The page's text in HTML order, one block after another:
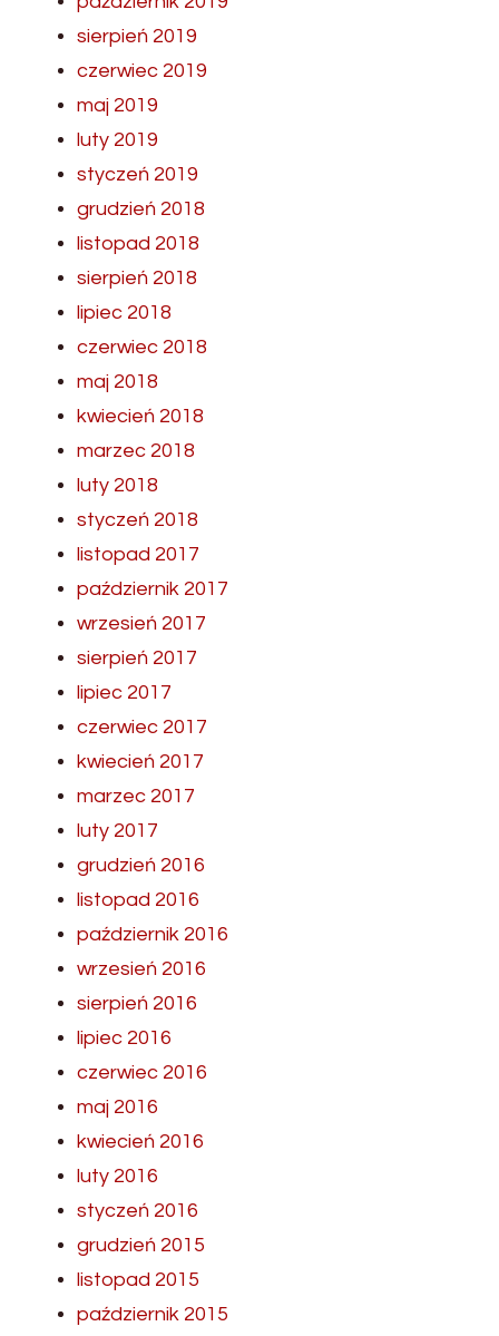
sierpień 2019
czerwiec 2019
maj 2019
luty 2019
styczeń 2019
grudzień 2018
listopad 2018
sierpień 2018
lipiec 2018
czerwiec 2018
maj 2018
kwiecień 2018
marzec 2018
luty 2018
styczeń 2018
listopad 2017
październik 2017
wrzesień 2017
sierpień 2017
lipiec 2017
czerwiec 2017
kwiecień 2017
marzec 2017
luty 2017
grudzień 2016
listopad 2016
październik 2016
wrzesień 2016
sierpień 2016
lipiec 2016
czerwiec 2016
maj 2016
kwiecień 2016
luty 2016
styczeń 2016
grudzień 2015
listopad 2015
październik 2015